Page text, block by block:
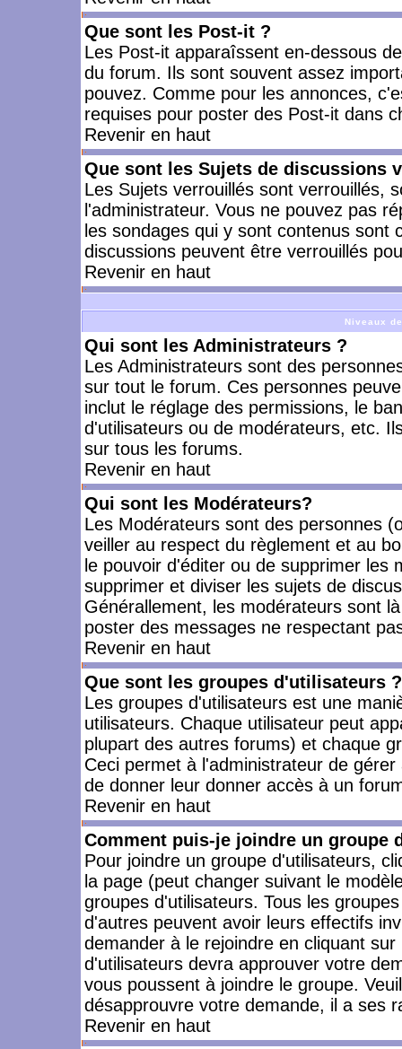
Que sont les Post-it ?
Les Post-it apparaîssent en-dessous
du forum. Ils sont souvent assez
pouvez. Comme pour les annonces,
requises pour poster des Post-it dans
Revenir en haut
Que sont les Sujets de discussions
Les Sujets verrouillés sont verrouillés,
l'administrateur. Vous ne pouvez pas
les sondages qui y sont contenus
discussions peuvent être verrouillés
Revenir en haut
Niveaux
Qui sont les Administrateurs ?
Les Administrateurs sont des
sur tout le forum. Ces personnes
inclut le réglage des permissions, le
d'utilisateurs ou de modérateurs, etc.
sur tous les forums.
Revenir en haut
Qui sont les Modérateurs?
Les Modérateurs sont des personnes
veiller au respect du règlement et au
le pouvoir d'éditer ou de supprimer les
supprimer et diviser les sujets de
Générallement, les modérateurs sont
poster des messages ne respectant
Revenir en haut
Que sont les groupes d'utilisateurs ?
Les groupes d'utilisateurs est une
utilisateurs. Chaque utilisateur peut
plupart des autres forums) et chaque
Ceci permet à l'administrateur de
de donner leur donner accès à un
Revenir en haut
Comment puis-je joindre un groupe
Pour joindre un groupe d'utilisateurs,
la page (peut changer suivant le
groupes d'utilisateurs. Tous les
d'autres peuvent avoir leurs effectifs
demander à le rejoindre en cliquant
d'utilisateurs devra approuver votre
vous poussent à joindre le groupe.
désapprouvre votre demande, il a ses
Revenir en haut